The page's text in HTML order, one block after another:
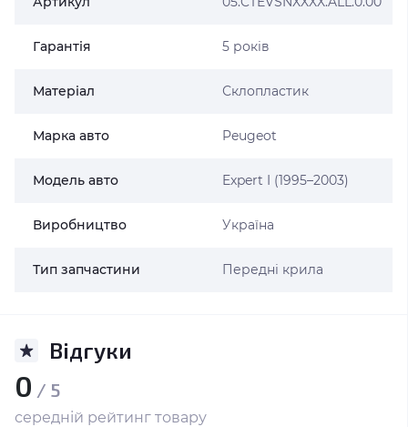
Гарантія 5 років
Матеріал Склопластик
Марка авто Peugeot
Модель авто Expert I (1995–2003)
Виробництво Україна
Тип запчастини Передні крила
Відгуки
0 / 5
середній рейтинг товару